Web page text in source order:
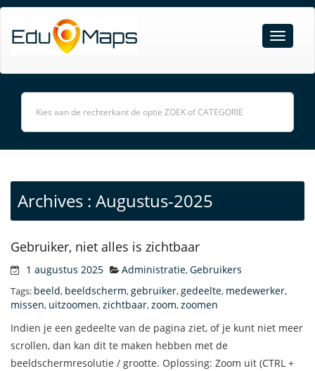
Archives : Augustus-2025
Gebruiker, niet alles is zichtbaar
1 augustus 2025 Administratie,Gebruikers
Tags: beeld, beeldscherm,gebruiker,gedeelte, medewerker,
missen, uitzoomen,zichtbaar,zoom,zoomen
Indien je een gedeelte van de pagina ziet, of je kunt niet meer
scrollen, dan kan dit te maken hebben met de
beeldschermresolutie / grootte. Oplossing: Zoom uit (CTRL +